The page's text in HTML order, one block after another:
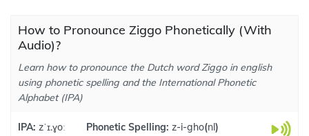
How to Pronounce Ziggo Phonetically (With
Audio)?
Learn how to pronounce the Dutch word Ziggo in english
using phonetic spelling and the International Phonetic
Alphabet (IPA)
IPA: zˈɪ.ɣoː Phonetic Spelling: z-i-gho(nl)